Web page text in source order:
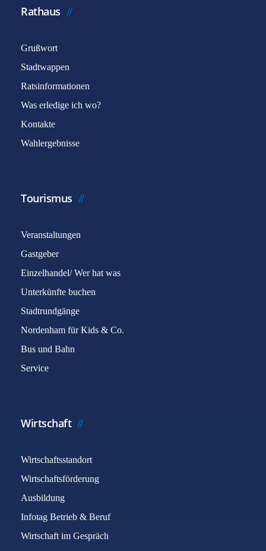
Rathaus
Grußwort
Stadtwappen
Ratsinformationen
Was erledige ich wo?
Kontakte
Wahlergebnisse
Tourismus
Veranstaltungen
Gastgeber
Einzelhandel/ Wer hat was
Unterkünfte buchen
Stadtrundgänge
Nordenham für Kids & Co.
Bus und Bahn
Service
Wirtschaft
Wirtschaftsstandort
Wirtschaftsförderung
Ausbildung
Infotag Betrieb & Beruf
Wirtschaft im Gespräch